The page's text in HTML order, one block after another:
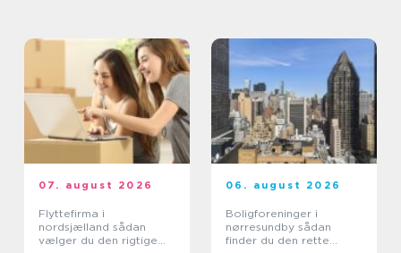
07. august 2026
Flyttefirma i
nordsjælland sådan
vælger du den rigtige
06. august 2026
Boligforeninger i
nørresundby sådan
finder du den rette